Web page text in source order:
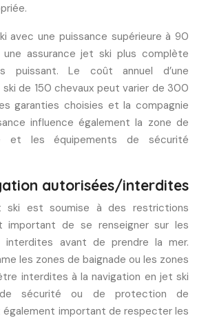
avec une puissance supérieure à 90
une assurance jet ski plus complète
puissant. Le coût annuel d’une
de 150 chevaux peut varier de 300
garanties choisies et la compagnie
influence également la zone de
et les équipements de sécurité
autorisées/interdites
ski est soumise à des restrictions
important de se renseigner sur les
interdites avant de prendre la mer.
les zones de baignade ou les zones
interdites à la navigation en jet ski
sécurité ou de protection de
également important de respecter les